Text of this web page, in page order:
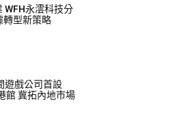
WFH永澐科技分
轉型新策略
遊戲公司首設
館 冀拓內地市場